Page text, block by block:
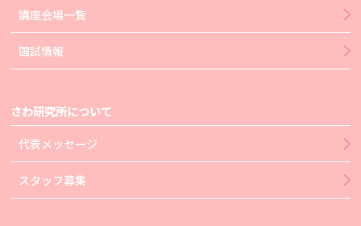
講座会場一覧
国試情報
さわ研究所について
代表メッセージ
スタッフ募集